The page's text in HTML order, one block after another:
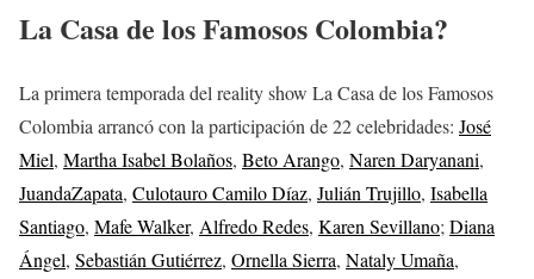
La Casa de los Famosos Colombia?
La primera temporada del reality show La Casa de los Famosos
Colombia arrancó con la participación de 22 celebridades: José
Miel, Martha Isabel Bolaños, Beto Arango, Naren Daryanani,
JuandaZapata, Culotauro Camilo Díaz, Julián Trujillo, Isabella
Santiago, Mafe Walker, Alfredo Redes, Karen Sevillano;Diana
Ángel, Sebastián Gutiérrez, Ornella Sierra, Nataly Umaña,